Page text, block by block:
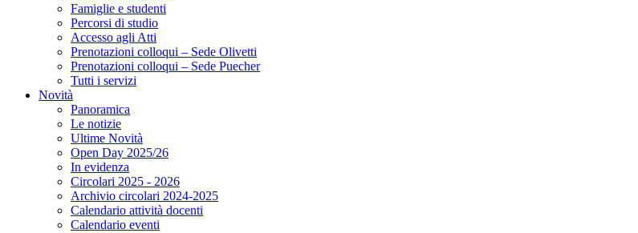
Famiglie e studenti
Percorsi di studio
Accesso agli Atti
Prenotazioni colloqui – Sede Olivetti
Prenotazioni colloqui – Sede Puecher
Tutti i servizi
Novità
Panoramica
Le notizie
Ultime Novità
Open Day 2025/26
In evidenza
Circolari 2025 - 2026
Archivio circolari 2024-2025
Calendario attività docenti
Calendario eventi